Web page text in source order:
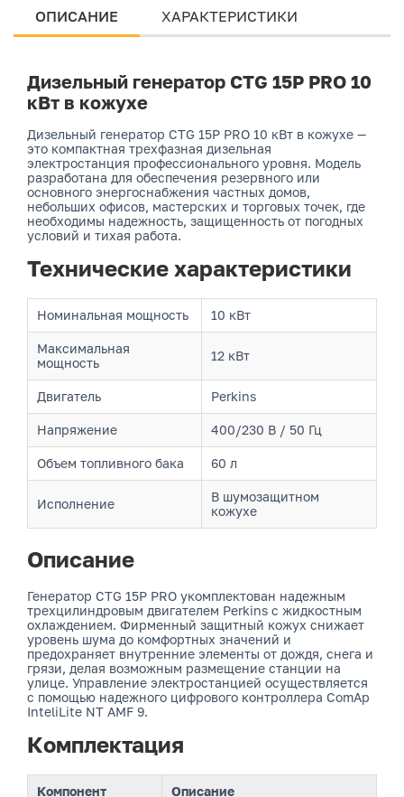
ОПИСАНИЕ ХАРАКТЕРИСТИКИ
Дизельный генератор CTG 15P PRO 10
кВт в кожухе
Дизельный генератор CTG 15P PRO 10 кВт в кожухе —
это компактная трехфазная дизельная
электростанция профессионального уровня. Модель
разработана для обеспечения резервного или
основного энергоснабжения частных домов,
небольших офисов, мастерских и торговых точек, где
необходимы надежность, защищенность от погодных
условий и тихая работа.
Технические характеристики
Номинальная мощность 10 кВт
Максимальная
мощность
12 кВт
Двигатель Perkins
Напряжение 400/230 В / 50 Гц
Объем топливного бака 60 л
Исполнение
В шумозащитном
кожухе
Описание
Генератор CTG 15P PRO укомплектован надежным
трехцилиндровым двигателем Perkins с жидкостным
охлаждением. Фирменный защитный кожух снижает
уровень шума до комфортных значений и
предохраняет внутренние элементы от дождя, снега и
грязи, делая возможным размещение станции на
улице. Управление электростанцией осуществляется
с помощью надежного цифрового контроллера ComAp
InteliLite NT AMF 9.
Комплектация
Компонент Описание